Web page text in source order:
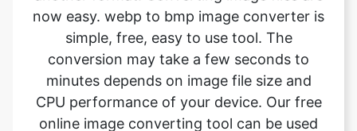
minutes depends on image file size and
CPU performance of your device. Our free
online image converting tool can be used
by anybody and everybody. For using this
tool, you don’t need to have any
knowledge of technical things at all. Our